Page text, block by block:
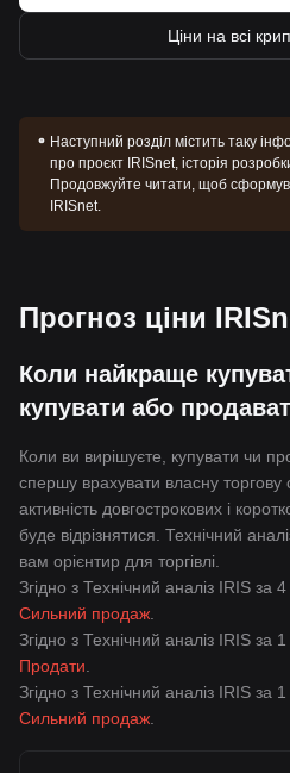
Ціни на всі
Наступний розділ містить таку
про проєкт IRISnet, історія
Продовжуйте читати, щоб
IRISnet.
Прогноз ціни
Коли найкраще
купувати або
Коли ви вирішуєте, купувати чи
спершу врахувати власну торгову
активність довгострокових і
буде відрізнятися. Технічний
вам орієнтир для торгівлі.
Згідно з Технічний аналіз IRIS за
Сильний продаж
Згідно з Технічний аналіз IRIS
Продати
Згідно з Технічний аналіз IRIS
Сильний продаж